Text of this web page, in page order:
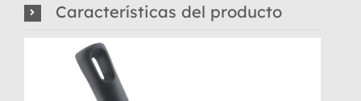
Características del producto